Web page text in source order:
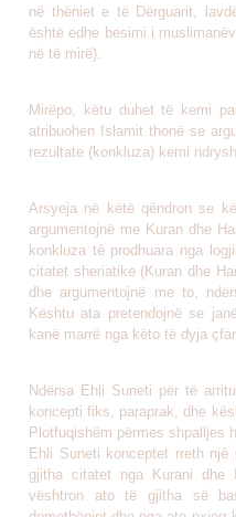
në thëniet e të Dërguarit,
është edhe besimi i
në të mirë).
Mirëpo, këtu duhet të kemi
atribuohen Islamit thonë se
rezultate (konkluza) kemi
Arsyeja në këtë qëndron se
argumentojnë me Kuran dhe
konkluza të prodhuara nga
citatet sheriatike (Kuran dhe
dhe argumentojnë me to,
Kështu ata pretendojnë se
kanë marrë nga këto të dyja
Ndërsa Ehli Suneti për të
koncepti fiks, paraprak, dhe
Plotfuqishëm përmes shpalljes
Ehli Suneti konceptet rreth
gjitha citatet nga Kurani dhe
vështron ato të gjitha së